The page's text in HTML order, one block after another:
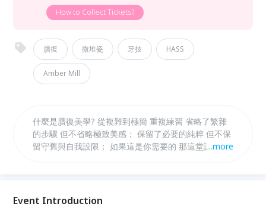
How to Collect Tickets?
贋復 微堆瓷 牙技 HASS
Amber Mill
什麼是贋復美學? 從複雜到極簡 重複練習 省略了繁雜
的步驟 但不省略極致美感； 保留了必要的純粹 但不保
留守舊與自我設限； 如果這是你需要的 那這堂課 你務
...more
Event Introduction